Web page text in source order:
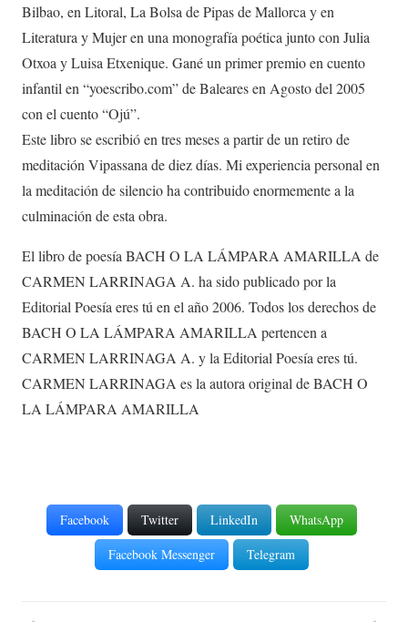
Bilbao, en Litoral, La Bolsa de Pipas de Mallorca y en
Literatura y Mujer en una monografía poética junto con Julia
Otxoa y Luisa Etxenique. Gané un primer premio en cuento
infantil en “yoescribo.com” de Baleares en Agosto del 2005
con el cuento “Ojú”.
Este libro se escribió en tres meses a partir de un retiro de
meditación Vipassana de diez días. Mi experiencia personal en
la meditación de silencio ha contribuido enormemente a la
culminación de esta obra.
El libro de poesía BACH O LA LÁMPARA AMARILLA de
CARMEN LARRINAGA A. ha sido publicado por la
Editorial Poesía eres tú en el año 2006. Todos los derechos de
BACH O LA LÁMPARA AMARILLA pertencen a
CARMEN LARRINAGA A. y la Editorial Poesía eres tú.
CARMEN LARRINAGA es la autora original de BACH O
LA LÁMPARA AMARILLA
Facebook Twitter LinkedIn
WhatsApp
Facebook Messenger
Telegram